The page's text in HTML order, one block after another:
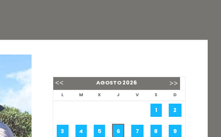
AGOSTO2026
L M X J V S D
1 2
3 4 5 6 7 8 9